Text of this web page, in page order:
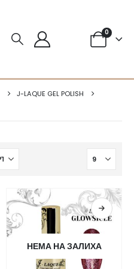
0
J-LAQUE GEL POLISH
НЕМА НА ЗАЛИХА